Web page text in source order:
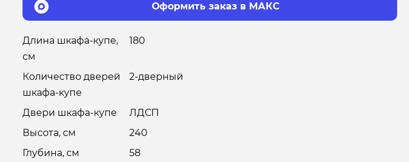
Оформить заказ в МАКС
Длина шкафа-купе,
см
180
Количество дверей
шкафа-купе
2-дверный
Двери шкафа-купе
ЛДСП
Высота, см
240
Глубина, см
58